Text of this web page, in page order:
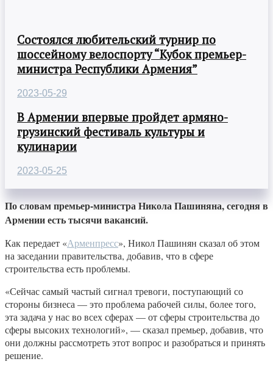
Состоялся любительский турнир по
шоссейному велоспорту “Кубок премьер-
министра Республики Армения”
2023-05-29
В Армении впервые пройдет армяно-
грузинский фестиваль культуры и
кулинарии
2023-05-25
По словам премьер-министра Никола Пашиняна, сегодня в
Армении есть тысячи вакансий.
Как передает «Арменпресс», Никол Пашинян сказал об этом
на заседании правительства, добавив, что в сфере
строительства есть проблемы.
«Сейчас самый частый сигнал тревоги, поступающий со
стороны бизнеса — это проблема рабочей силы, более того,
эта задача у нас во всех сферах — от сферы строительства до
сферы высоких технологий», — сказал премьер, добавив, что
они должны рассмотреть этот вопрос и разобраться и принять
решение.